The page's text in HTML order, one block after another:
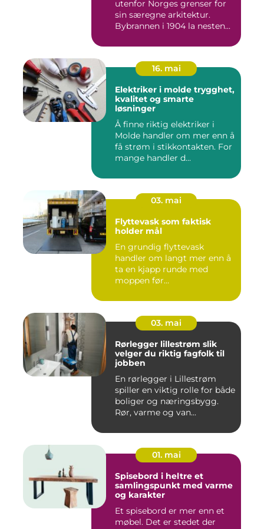
utenfor Norges grenser for
sin særegne arkitektur.
Bybrannen i 1904 la nesten...
16. mai
Elektriker i molde trygghet,
kvalitet og smarte
løsninger
Å finne riktig elektriker i
Molde handler om mer enn å
få strøm i stikkontakten. For
mange handler d...
03. mai
Flyttevask som faktisk
holder mål
En grundig flyttevask
handler om langt mer enn å
ta en kjapp runde med
moppen før
03. mai
Rørlegger lillestrøm slik
velger du riktig fagfolk til
jobben
En rørlegger i Lillestrøm
spiller en viktig rolle for både
boliger og næringsbygg.
Rør, varme og van...
01. mai
Spisebord i heltre et
samlingspunkt med varme
og karakter
Et spisebord er mer enn et
møbel. Det er stedet der